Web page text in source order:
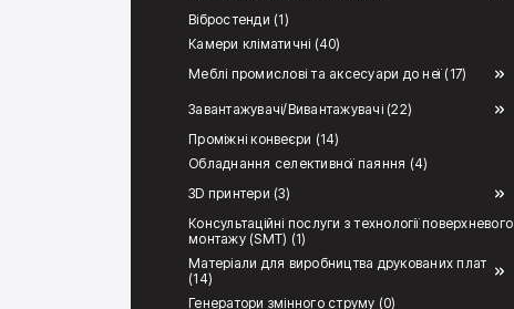
Вібростенди (1)
Камери кліматичні (40)
Меблі промислові та аксесуари до неї (17)
Завантажувачі/Вивантажувачі (22)
Проміжні конвеєри (14)
Обладнання селективної паяння (4)
3D принтери (3)
Консультаційні послуги з технології поверхневого
монтажу (SMT) (1)
Матеріали для виробництва друкованих плат
(14)
Генератори змінного струму (0)